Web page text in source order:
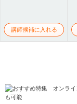
講師候補に入れる